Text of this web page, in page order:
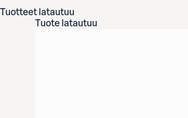
Tuotteet latautuu
Tuote latautuu